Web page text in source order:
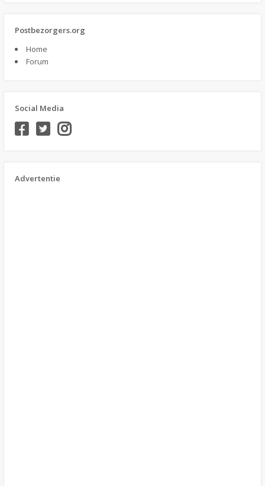
Postbezorgers.org
Home
Forum
Social Media
Advertentie